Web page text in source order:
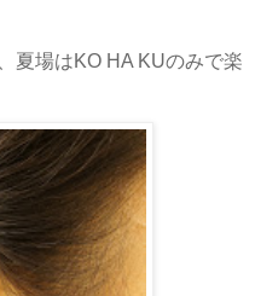
夏場はKO HA KUのみで楽